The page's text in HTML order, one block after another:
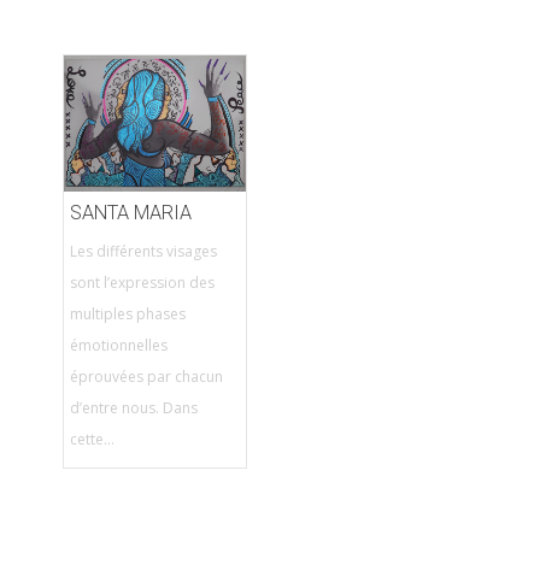
SANTA MARIA
Les différents visages
sont l’expression des
multiples phases
émotionnelles
éprouvées par chacun
d’entre nous. Dans
cette...